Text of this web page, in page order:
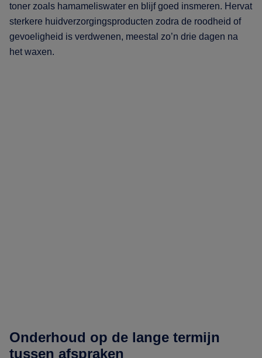
toner zoals hamameliswater en blijf goed insmeren. Hervat
sterkere huidverzorgingsproducten zodra de roodheid of
gevoeligheid is verdwenen, meestal zo’n drie dagen na
het waxen.
Onderhoud op de lange termijn
tussen afspraken